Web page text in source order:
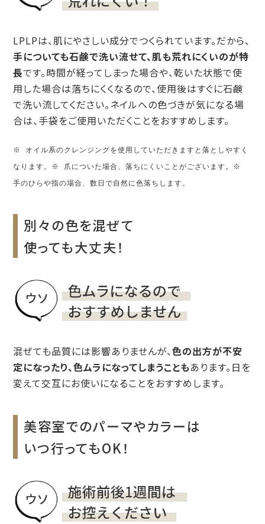
LPLPは、肌にやさしい成分でつくられています。だから、
手についても石鹸で洗い流せて、肌も荒れにくいのが特
長です。時間が経ってしまった場合や、乾いた状態で使
用した場合は落ちにくくなるので、使用後はすぐに石鹸
で洗い流してください。ネイルへの色づきが気になる場
合は、手袋をご使用いただくことをおすすめします。
※ オイル系のクレンジングを使用していただきますと落としやすく
なります。※ 爪についた場合、落ちにくいことがございます。※
手のひらや指の場合、数日で自然に色落ちします。
別々の色を混ぜて
使っても大丈夫！
混ぜても品質には影響ありませんが、色の出方が不安
定になったり、色ムラになってしまうこともあります。日を
変えて交互にお使いになることをおすすめします。
美容室でのパーマやカラーは
いつ行ってもOK！